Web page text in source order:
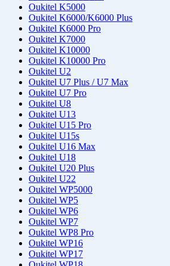
Oukitel K5000
Oukitel K6000/K6000 Plus
Oukitel K6000 Pro
Oukitel K7000
Oukitel K10000
Oukitel K10000 Pro
Oukitel U2
Oukitel U7 Plus / U7 Max
Oukitel U7 Pro
Oukitel U8
Oukitel U13
Oukitel U15 Pro
Oukitel U15s
Oukitel U16 Max
Oukitel U18
Oukitel U20 Plus
Oukitel U22
Oukitel WP5000
Oukitel WP5
Oukitel WP6
Oukitel WP7
Oukitel WP8 Pro
Oukitel WP16
Oukitel WP17